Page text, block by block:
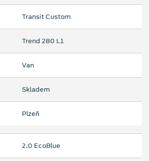
Transit Custom
Trend 280 L1
Van
Skladem
Plzeň
2.0 EcoBlue